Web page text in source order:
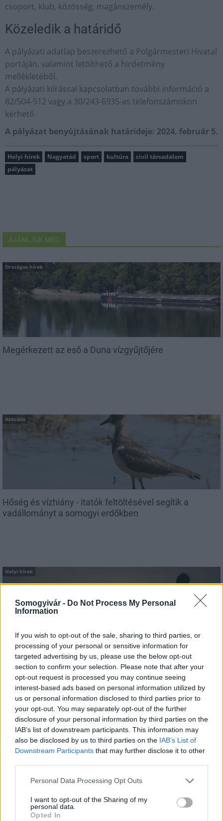
Somogyivár - Do Not Process My Personal
Information
If you wish to opt-out of the sale, sharing to third parties, or
processing of your personal or sensitive information for
targeted advertising by us, please use the below opt-out
section to confirm your selection. Please note that after your
opt-out request is processed you may continue seeing
interest-based ads based on personal information utilized by
us or personal information disclosed to third parties prior to
your opt-out. You may separately opt-out of the further
disclosure of your personal information by third parties on the
IAB’s list of downstream participants. This information may
also be disclosed by us to third parties on the IAB’s List of
Downstream Participants that may further disclose it to other
Please note that this website/app uses one or more Google
not limited to your visit or usage behaviour. You may click to
grant or deny consent to Google and its third-party tags to
Personal Data Processing Opt Outs
I want to opt-out of the Sharing of my
personal data.
Opted In
csoport, klub, közösség, magánszemély.
Közeledik a határidő
A pályázati adatlap beszerezhető a Polgármesteri Hivatal
portáján, valamint letölthető a hirdetmény
mellékletéből.
A pályázati kiírással kapcsolatban további információ a
82/504-512 vagy a 30/243-6935-as telefonszámokon
kérhető.
A pályázat benyújtásának határideje: 2024. február 5.
Helyi hírek Nagyatád sport kultúra
civil társadalom
pályázat
AJÁNLJUK MÉG
Országos hírek
Megérkezett az eső a Duna vízgyűjtőjére
Aktuális
Hőség és vízhiány - itatók feltöltésével segítik a
vadállományt a somogyi erdőkben
Helyi hírek
Amire többmillióan vártunk: szombattól másodfokúra
csökken a riasztás
MAGYAR ÉPÍTŐK